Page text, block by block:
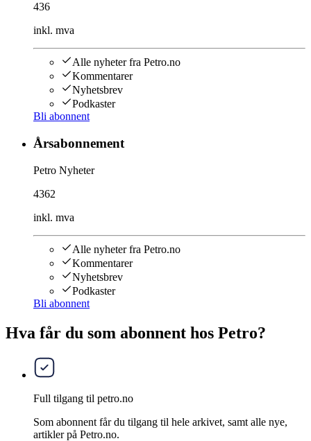
436
inkl. mva
Alle nyheter fra Petro.no
Kommentarer
Nyhetsbrev
Podkaster
Bli abonnent
Årsabonnement
Petro Nyheter
4362
inkl. mva
Alle nyheter fra Petro.no
Kommentarer
Nyhetsbrev
Podkaster
Bli abonnent
Hva får du som abonnent hos Petro?
Full tilgang til petro.no
Som abonnent får du tilgang til hele arkivet, samt alle nye,
artikler på Petro.no.